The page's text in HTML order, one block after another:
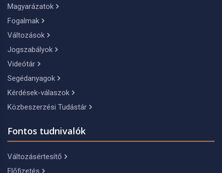
Magyarázatok
Fogalmak
Változások
Jogszabályok
Videótár
Segédanyagok
Kérdések-válaszok
Közbeszerzési Tudástár
Fontos tudnivalók
Változásértesítő
Előfizetés